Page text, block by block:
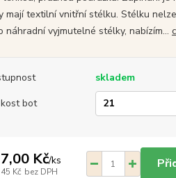
mají textilní vnitřní stélku. Stélku
náhradní vyjmutelné stélky, nabízím...
skladem
bot
Kč/ks
Kč bez DPH